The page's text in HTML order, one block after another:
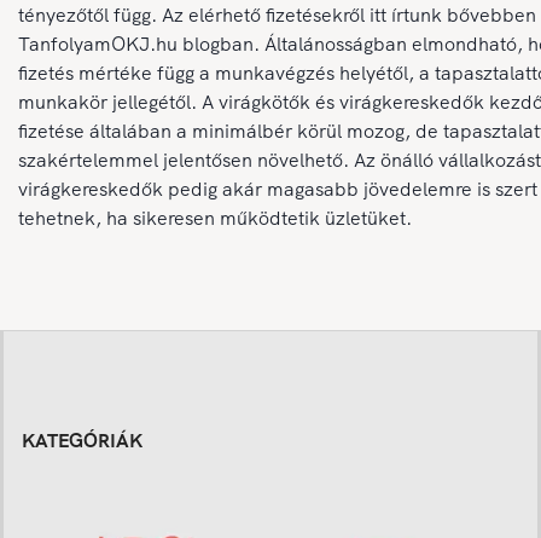
tényezőtől függ. Az elérhető fizetésekről itt írtunk bővebben
TanfolyamOKJ.hu blogban. Általánosságban elmondható,
fizetés mértéke függ a munkavégzés helyétől, a
munkakör jellegétől. A virágkötők és virágkereskedők
fizetése általában a minimálbér körül mozog, de
szakértelemmel jelentősen növelhető. Az önálló
virágkereskedők pedig akár magasabb jövedelemre is szert
tehetnek, ha sikeresen működtetik üzletüket.
KATEGÓRIÁK